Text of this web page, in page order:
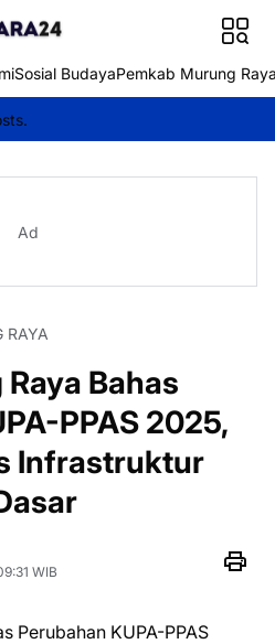
Sosial BudayaPemkab Murung
Ad
RAYA
Bahas
PPAS 2025,
Infrastruktur
WIB
Perubahan KUPA-PPAS